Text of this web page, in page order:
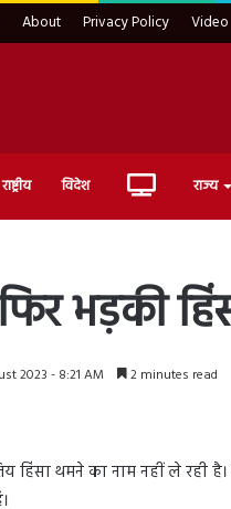
About Privacy Policy Video
राष्ट्रीय विदेश Live राज्य
भड़की
2023 - 8:21 AM 2 minutes read
हिंसा थमने का नाम नहीं ले